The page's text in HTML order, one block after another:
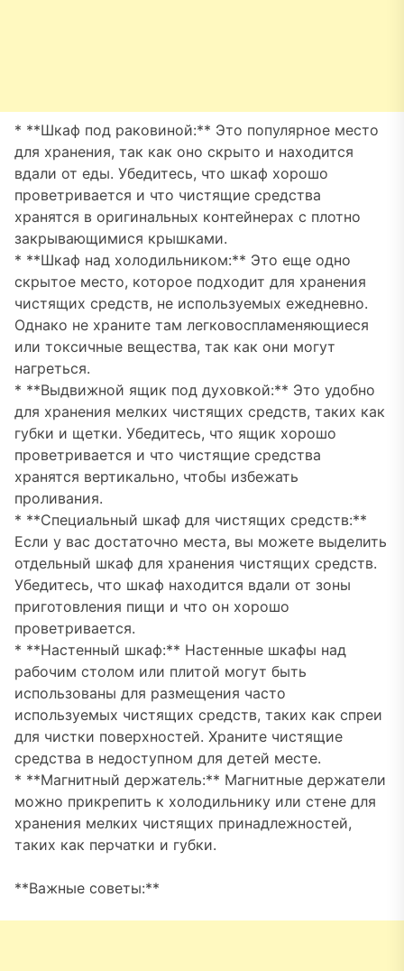
* **Шкаф под раковиной:** Это популярное место
для хранения, так как оно скрыто и находится
вдали от еды. Убедитесь, что шкаф хорошо
проветривается и что чистящие средства
хранятся в оригинальных контейнерах с плотно
закрывающимися крышками.
* **Шкаф над холодильником:** Это еще одно
скрытое место, которое подходит для хранения
чистящих средств, не используемых ежедневно.
Однако не храните там легковоспламеняющиеся
или токсичные вещества, так как они могут
нагреться.
* **Выдвижной ящик под духовкой:** Это удобно
для хранения мелких чистящих средств, таких как
губки и щетки. Убедитесь, что ящик хорошо
проветривается и что чистящие средства
хранятся вертикально, чтобы избежать
проливания.
* **Специальный шкаф для чистящих средств:**
Если у вас достаточно места, вы можете выделить
отдельный шкаф для хранения чистящих средств.
Убедитесь, что шкаф находится вдали от зоны
приготовления пищи и что он хорошо
проветривается.
* **Настенный шкаф:** Настенные шкафы над
рабочим столом или плитой могут быть
использованы для размещения часто
используемых чистящих средств, таких как спреи
для чистки поверхностей. Храните чистящие
средства в недоступном для детей месте.
* **Магнитный держатель:** Магнитные держатели
можно прикрепить к холодильнику или стене для
хранения мелких чистящих принадлежностей,
таких как перчатки и губки.
**Важные советы:**